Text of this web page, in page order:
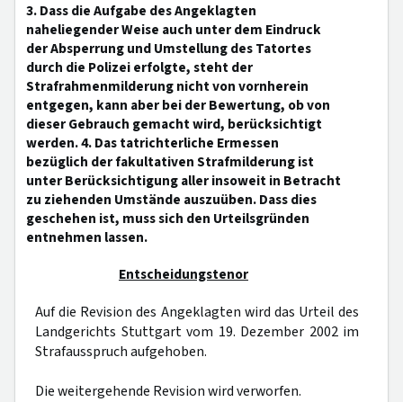
3. Dass die Aufgabe des Angeklagten
naheliegender Weise auch unter dem Eindruck
der Absperrung und Umstellung des Tatortes
durch die Polizei erfolgte, steht der
Strafrahmenmilderung nicht von vornherein
entgegen, kann aber bei der Bewertung, ob von
dieser Gebrauch gemacht wird, berücksichtigt
werden. 4. Das tatrichterliche Ermessen
bezüglich der fakultativen Strafmilderung ist
unter Berücksichtigung aller insoweit in Betracht
zu ziehenden Umstände auszuüben. Dass dies
geschehen ist, muss sich den Urteilsgründen
entnehmen lassen.
Entscheidungstenor
Auf die Revision des Angeklagten wird das Urteil des
Landgerichts Stuttgart vom 19. Dezember 2002 im
Strafausspruch aufgehoben.
Die weitergehende Revision wird verworfen.